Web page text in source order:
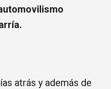
atrás y además de